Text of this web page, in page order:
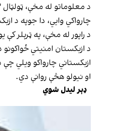
د معلوماتو له مخې، ټولټال ۵۹۳ کیلوګرامه چرس او درې کیلوګرامه تاریاک د یوه افغان په بار وړونکي موټر کې ازبکستان ته لېږدول کېدل.
چارواکي وایي، دا جوپه د
د راپور له مخې، په ټرېلر
د ازبکستان امنیتي
ازبکستاني چارواکو ویلي
او نیولو هڅې روانې دي.
ډېر لیدل شوي